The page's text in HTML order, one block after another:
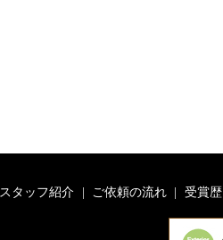
スタッフ紹介 ご依頼の流れ 受賞歴